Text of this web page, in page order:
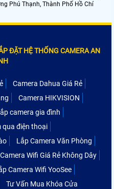
Phú Thạnh, Thành Phố Hồ Chí
ĐẶT HỆ THỐNG CAMERA AN
Camera Dahua Giá Rẻ
Camera HIKVISION
camera gia đình
qua điện thoại
Lắp Camera Văn Phòng
Wifi Giá Rẻ Không Dây
Camera Wifi YooSee
Tư Vấn Mua Khóa Cửa